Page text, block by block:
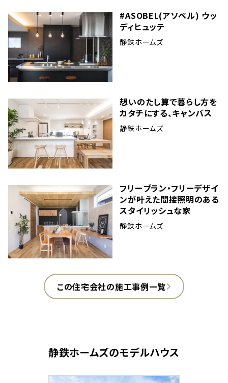
#ASOBEL(アソベル) ウッ
ディヒュッテ
静鉄ホームズ
想いのたし算で暮らし方を
カタチにする、キャンバス
静鉄ホームズ
フリープラン・フリーデザイ
ンが叶えた間接照明のある
スタイリッシュな家
静鉄ホームズ
この住宅会社の施工事例一覧
静鉄ホームズのモデルハウス